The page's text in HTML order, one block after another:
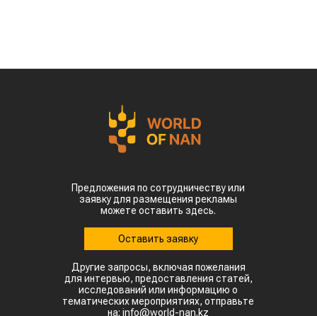
Предложения по сотрудничеству или
заявку для размещения рекламы
можете оставить здесь.
Оставить заявку
Другие запросы, включая пожелания
для интервью, предоставления статей,
исследований или информацию о
тематических мероприятиях, отправьте
на: info@world-nan.kz